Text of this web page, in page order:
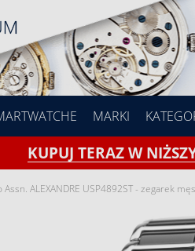
MARKI
KUPUJ TERAZ W
Assn. ALEXANDRE USP4892ST - zegarek